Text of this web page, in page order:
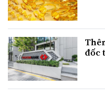
đốc